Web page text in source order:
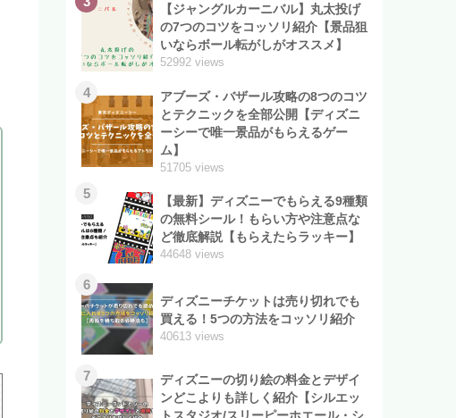
【ジャングルカーニバル】丸太投げ
の7つのコツをコッソリ紹介【景品狙
いならボール転がしがオススメ】
52992 views
4
アブーズ・バザール攻略の8つのコツ
とテクニックを全部公開【ディズニ
ーシーで唯一景品がもらえるゲー
ム】
51705 views
5
【最新】ディズニーでもらえる9種類
の無料シール！もらい方や注意点な
ど徹底解説【もらえたらラッキー】
44648 views
6
ディズニーチケットは売り切れでも
買える！5つの方法をコッソリ紹介
40613 views
7
ディズニーの切り絵の料金とデザイ
ンどこよりも詳しく紹介【シルエッ